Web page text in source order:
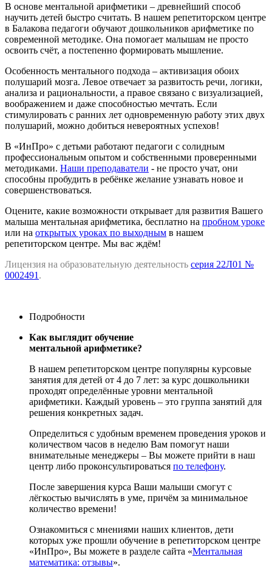
В основе ментальной арифметики – древнейший способ
научить детей быстро считать. В нашем репетиторском центре
в Балакова педагоги обучают дошкольников арифметике по
современной методике. Она помогает малышам не просто
освоить счёт, а постепенно формировать мышление.
Особенность ментального подхода – активизация обоих
полушарий мозга. Левое отвечает за развитость речи, логики,
анализа и рациональности, а правое связано с визуализацией,
воображением и даже способностью мечтать. Если
стимулировать с ранних лет одновременную работу этих двух
полушарий, можно добиться невероятных успехов!
В «ИнПро» с детьми работают педагоги с солидным
профессиональным опытом и собственными проверенными
методиками. Наши преподаватели - не просто учат, они
способны пробудить в ребёнке желание узнавать новое и
совершенствоваться.
Оцените, какие возможности открывает для развития Вашего
малыша ментальная арифметика, бесплатно на пробном уроке
или на открытых уроках по выходным в нашем
репетиторском центре. Мы вас ждём!
Лицензия на образовательную деятельность серия 22Л01 №
0002491 .
Подробности
Как выглядит обучение
ментальной арифметике?
В нашем репетиторском центре популярны курсовые
занятия для детей от 4 до 7 лет: за курс дошкольники
проходят определённые уровни ментальной
арифметики. Каждый уровень – это группа занятий для
решения конкретных задач.
Определиться с удобным временем проведения уроков и
количеством часов в неделю Вам помогут наши
внимательные менеджеры – Вы можете прийти в наш
центр либо проконсультироваться по телефону.
После завершения курса Ваши малыши смогут с
лёгкостью вычислять в уме, причём за минимальное
количество времени!
Ознакомиться с мнениями наших клиентов, дети
которых уже прошли обучение в репетиторском центре
«ИнПро», Вы можете в разделе сайта «Ментальная
математика: отзывы».